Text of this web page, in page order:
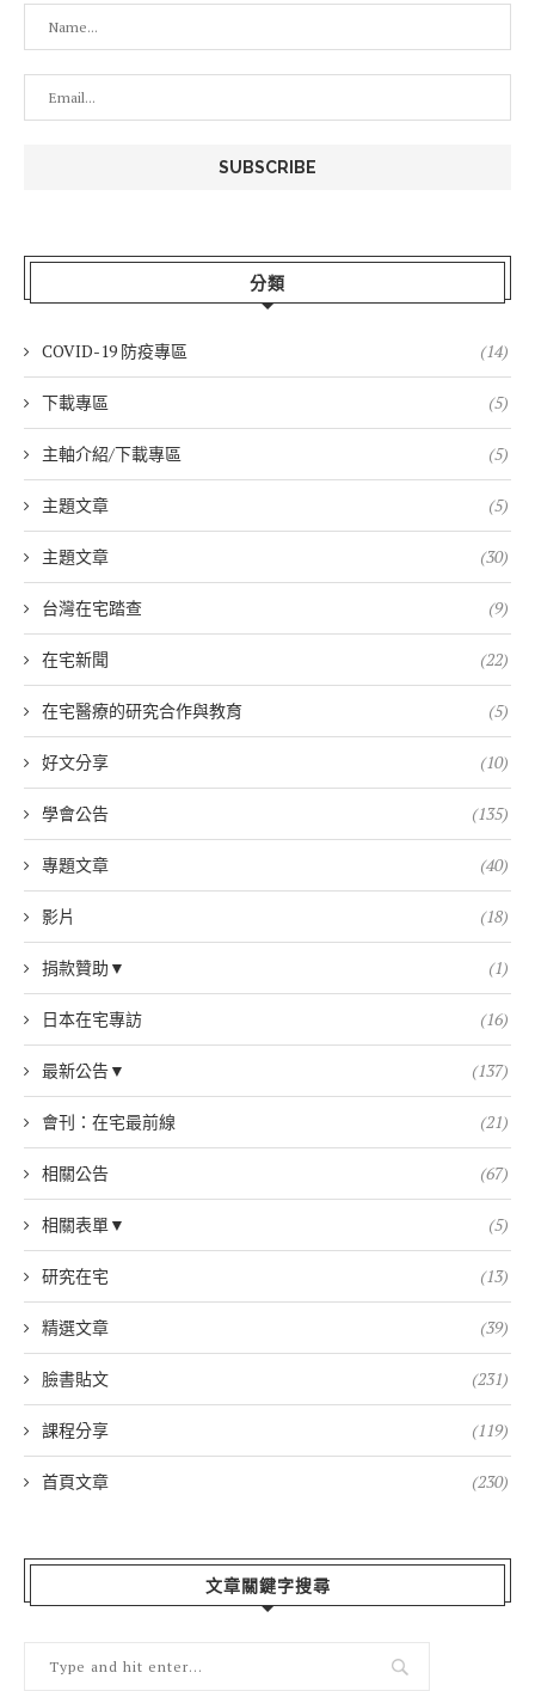
分類
COVID-19 防疫專區 (14)
下載專區 (5)
主軸介紹/下載專區 (5)
主題文章 (5)
主題文章 (30)
台灣在宅踏查 (9)
在宅新聞 (22)
在宅醫療的研究合作與教育 (5)
好文分享 (10)
學會公告 (135)
專題文章 (40)
影片 (18)
捐款贊助▼ (1)
日本在宅專訪 (16)
最新公告▼ (137)
會刊：在宅最前線 (21)
相關公告 (67)
相關表單▼ (5)
研究在宅 (13)
精選文章 (39)
臉書貼文 (231)
課程分享 (119)
首頁文章 (230)
文章關鍵字搜尋